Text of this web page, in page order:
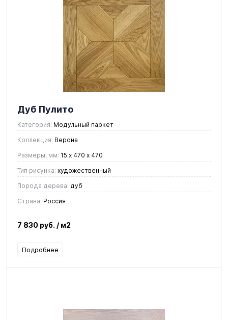
Дуб Пулито
Категория: Модульный паркет
Коллекция: Верона
Размеры, мм: 15 х 470 х 470
Тип рисунка: художественный
Порода дерева: дуб
Страна: Россия
7 830 руб. / м2
Подробнее